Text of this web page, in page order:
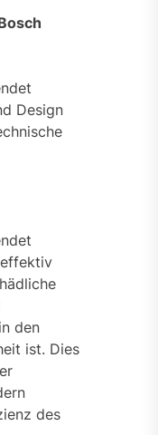
Design
den
ist. Dies
des